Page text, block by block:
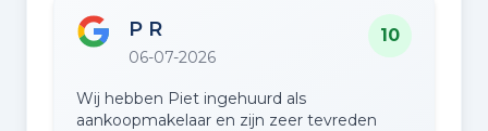
P R
06-07-2026
10
Wij hebben Piet ingehuurd als
aankoopmakelaar en zijn zeer tevreden